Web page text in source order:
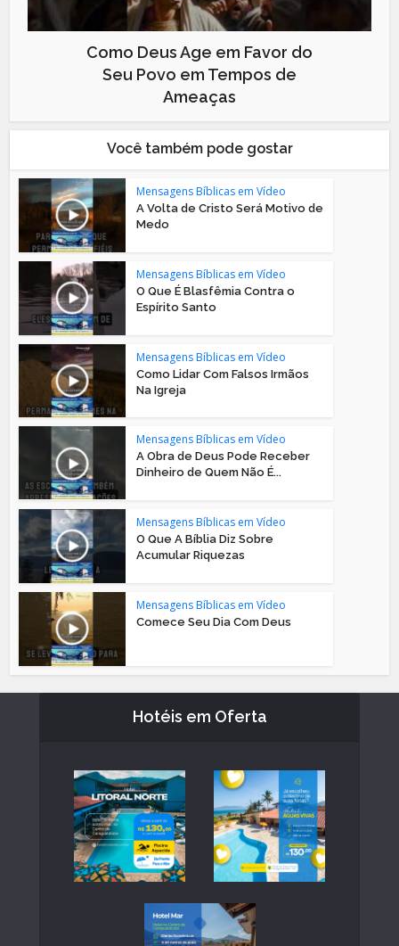
Como Deus Age em Favor do
Seu Povo em Tempos de
Ameaças
Você também pode gostar
Mensagens Bíblicas em Vídeo
A Volta de Cristo Será Motivo de
Medo
Mensagens Bíblicas em Vídeo
O Que É Blasfêmia Contra o
Espírito Santo
Mensagens Bíblicas em Vídeo
Como Lidar Com Falsos Irmãos
Na Igreja
Mensagens Bíblicas em Vídeo
A Obra de Deus Pode Receber
Dinheiro de Quem Não É...
Mensagens Bíblicas em Vídeo
O Que A Bíblia Diz Sobre
Acumular Riquezas
Mensagens Bíblicas em Vídeo
Comece Seu Dia Com Deus
Hotéis em Oferta